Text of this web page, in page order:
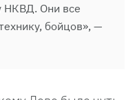
НКВД. Они все
бойцов», —